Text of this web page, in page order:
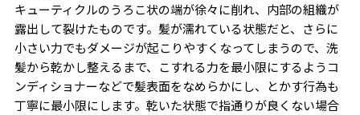
キューティクルのうろこ状の端が徐々に削れ、内部の組織が
露出して裂けたものです。髪が濡れている状態だと、さらに
小さい力でもダメージが起こりやすくなってしまうので、洗
髪から乾かし整えるまで、こすれる力を最小限にするようコ
ンディショナーなどで髪表面をなめらかにし、とかす行為も
丁寧に最小限にします。乾いた状態で指通りが良くない場合